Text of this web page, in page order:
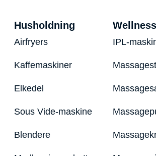
Husholdning
Airfryers
Kaffemaskiner
Elkedel
Sous Vide-maskine
Blendere
IPL-